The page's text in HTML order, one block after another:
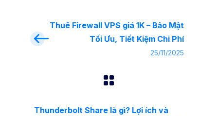
Thuê Firewall VPS giá 1K – Bảo Mật
Tối Ưu, Tiết Kiệm Chi Phí
25/11/2025
Thunderbolt Share là gì? Lợi ích và